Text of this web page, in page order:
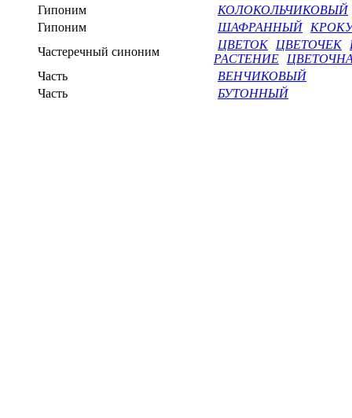
Гипоним
КОЛОКОЛЬЧИКОВЫЙ
Гипоним
ШАФРАННЫЙ
Частеречный синоним
ЦВЕТОК ЦВЕТОЧЕК
РАСТЕНИЕ
Часть
ВЕНЧИКОВЫЙ
Часть
БУТОННЫЙ